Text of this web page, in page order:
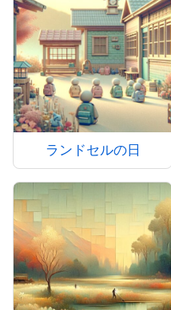
ランドセルの日